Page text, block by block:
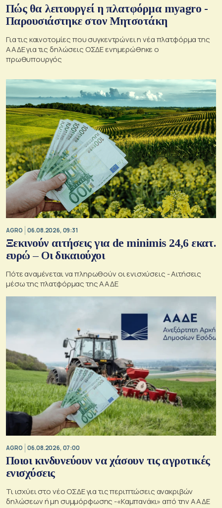
Πώς θα λειτουργεί η πλατφόρμα myagro -
Παρουσιάστηκε στον Μητσοτάκη
Για τις καινοτομίες που συγκεντρώνει η νέα πλατφόρμα της
ΑΑΔΕ για τις δηλώσεις ΟΣΔΕ ενημερώθηκε ο
πρωθυπουργός
AGRO 06.08.2026, 09:31
Ξεκινούν αιτήσεις για de minimis 24,6 εκατ.
ευρώ – Οι δικαιούχοι
Πότε αναμένεται να πληρωθούν οι ενισχύσεις - Αιτήσεις
μέσω της πλατφόρμας της ΑΑΔΕ
AGRO 06.08.2026, 07:00
Ποιοι κινδυνεύουν να χάσουν τις αγροτικές
ενισχύσεις
Τι ισχύει στο νέο ΟΣΔΕ για τις περιπτώσεις ανακριβών
δηλώσεων ή μη συμμόρφωσης -«Καμπανάκι» από την ΑΑΔΕ